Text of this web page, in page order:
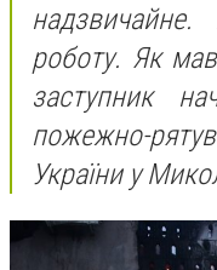
роботу. Як
заступник
пожежно-
України у